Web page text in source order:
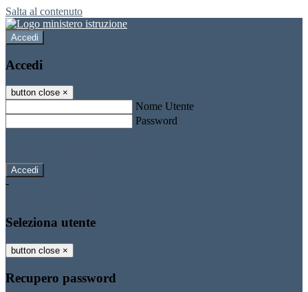
Salta al contenuto
Accedi
Accedi
button close ×
Nome Utente
Password
-
Seleziona utente
button close ×
Recupero password